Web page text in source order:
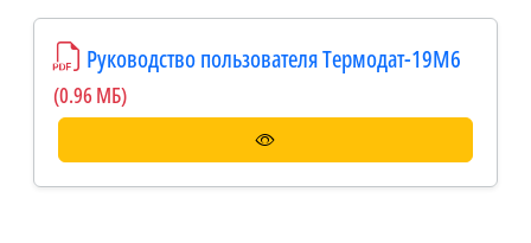
Руководство пользователя Термодат-19М6
(0.96 МБ)